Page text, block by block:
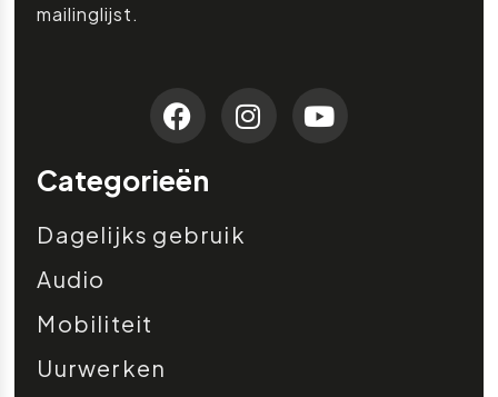
mailinglijst.
Categorieën
Dagelijks gebruik
Audio
Mobiliteit
Uurwerken